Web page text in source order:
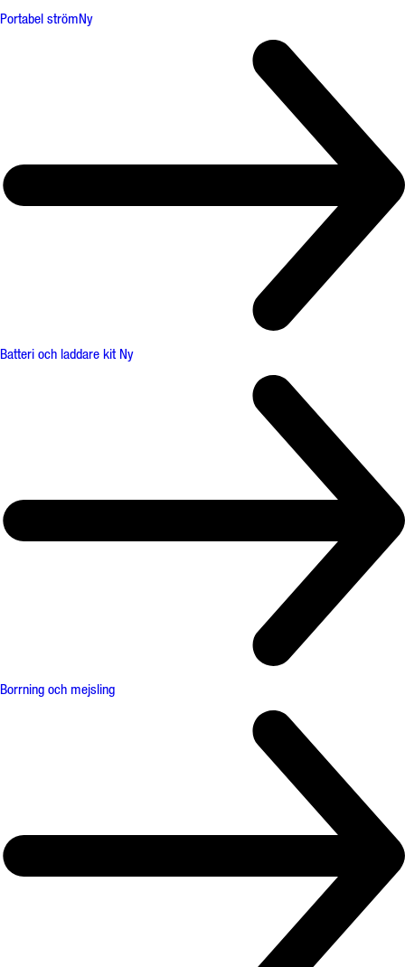
Portabel strömNy
Batteri och laddare kit Ny
Borrning och mejsling